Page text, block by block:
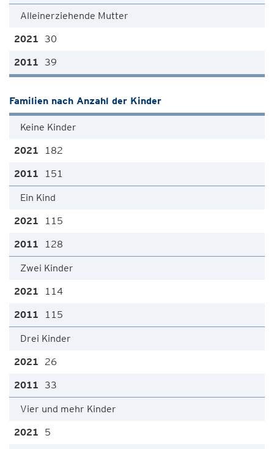
Alleinerziehende Mutter
30
39
Familien nach Anzahl der Kinder
Keine Kinder
182
151
Ein Kind
115
128
Zwei Kinder
114
115
Drei Kinder
26
33
Vier und mehr Kinder
5